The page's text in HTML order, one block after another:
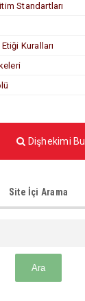
Standartları
Kuralları
Dişhekimi Bul
Site İçi Arama